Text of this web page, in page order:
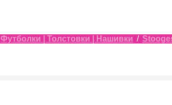
Футболки | Толстовки | Нашивки /